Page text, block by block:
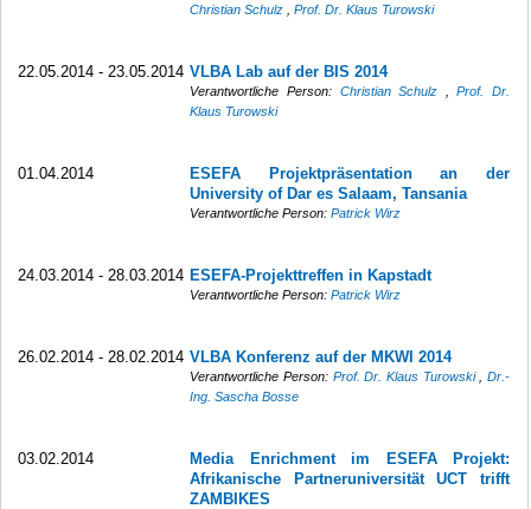
Christian Schulz
,Prof. Dr. Klaus Turowski
22.05.2014 - 23.05.2014 VLBA Lab auf der BIS 2014
Verantwortliche Person: Christian Schulz ,Prof. Dr.
Klaus Turowski
01.04.2014
ESEFA Projektpräsentation an der
University of Dar es Salaam, Tansania
Verantwortliche Person:Patrick Wirz
24.03.2014 - 28.03.2014 ESEFA-Projekttreffen in Kapstadt
Verantwortliche Person:Patrick Wirz
26.02.2014 - 28.02.2014 VLBA Konferenz auf der MKWI 2014
Verantwortliche Person: Prof. Dr. Klaus Turowski ,Dr.-
Ing. Sascha Bosse
03.02.2014
Media Enrichment im ESEFA Projekt:
Afrikanische Partneruniversität UCT trifft
ZAMBIKES